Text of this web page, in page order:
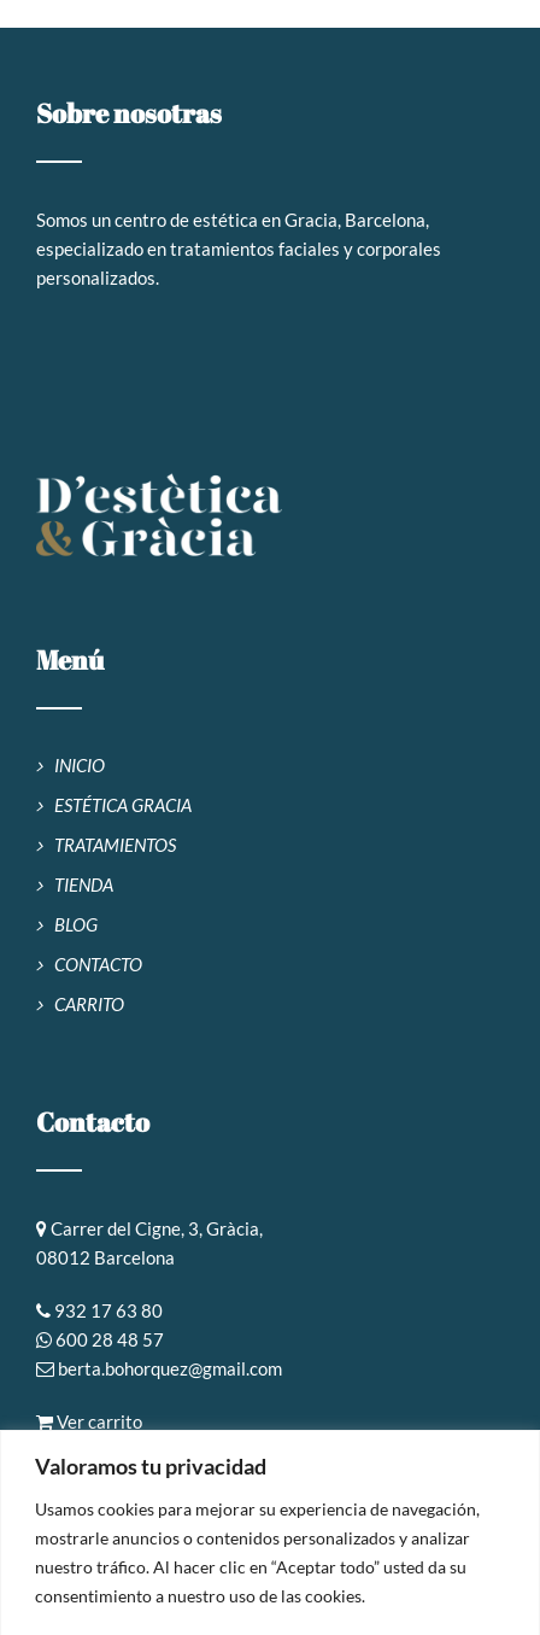
Valoramos tu privacidad
Usamos cookies para mejorar su experiencia de navegación,
mostrarle anuncios o contenidos personalizados y analizar
nuestro tráfico. Al hacer clic en “Aceptar todo” usted da su
consentimiento a nuestro uso de las cookies.
Sobre nosotras
Somos uncentro de estética en Gracia, Barcelona,
especializado en tratamientos faciales y corporales
personalizados.
Menú
INICIO
ESTÉTICA GRACIA
TRATAMIENTOS
TIENDA
BLOG
CONTACTO
CARRITO
Contacto
Carrer del Cigne, 3, Gràcia,
08012 Barcelona
932 17 63 80
600 28 48 57
berta.bohorquez@gmail.com
Ver carrito
© Copyright 2025 | D'estètica & Gràcia |Aviso legal y
Privacidad|Accesibilidad